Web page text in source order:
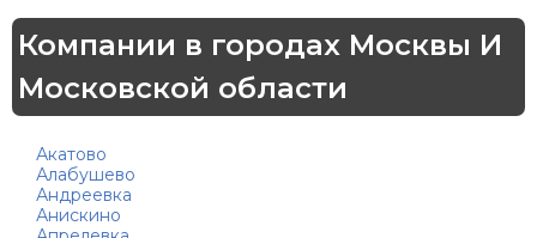
Компании в городах Москвы И
Московской области
Акатово
Алабушево
Андреевка
Анискино